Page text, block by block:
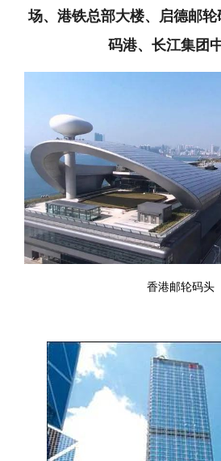
场、港铁总部大楼、启德邮
码港、长江集团
香港邮轮码头